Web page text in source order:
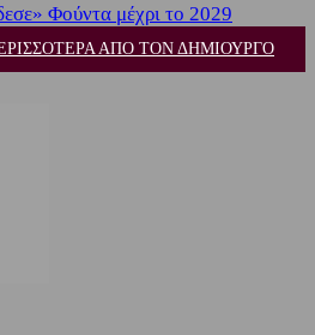
Φούντα μέχρι το 2029
ΑΠΟ ΤΟΝ ΔΗΜΙΟΥΡΓΟ